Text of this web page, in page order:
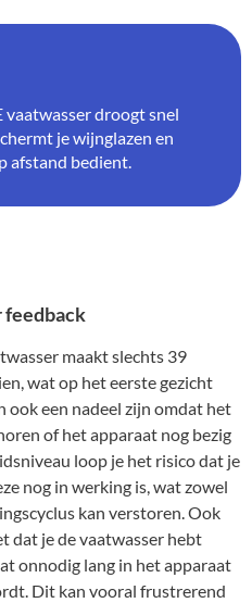
vaatwasser droogt snel
je wijnglazen en
afstand bedient.
feedback
maakt slechts 39
wat op het eerste gezicht
een nadeel zijn omdat het
of het apparaat nog bezig
loop je het risico dat je
nog in werking is, wat zowel
kan verstoren. Ook
dat je de vaatwasser hebt
onnodig lang in het apparaat
Dit kan vooral frustrerend